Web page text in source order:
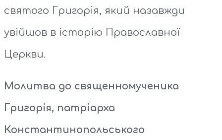
святого Григорія, який назавжди
увійшов в історію Православної
Церкви.
Молитва до священномученика
Григорія, патріарха
Константинопольського